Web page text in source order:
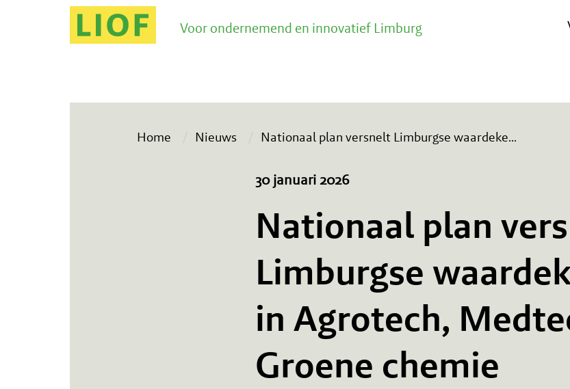
Voor ondernemend en innovatief Limburg
Home Nieuws Nationaal plan versnelt Limburgse waardeke...
30 januari 2026
Nationaal plan
Limburgse
in Agrotech,
Groene chemie